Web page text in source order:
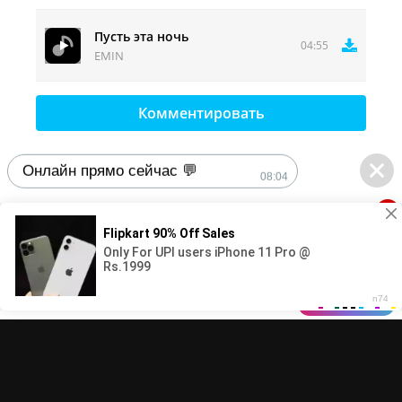
Пусть эта ночь
EMIN
04:55
Комментировать
Онлайн прямо сейчас 💬 08:04
1